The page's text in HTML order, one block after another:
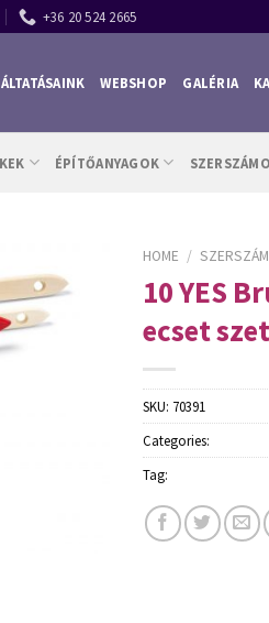
+36 20 524 2665
WEBSHOP GALÉRIA
ÉPÍTŐANYAGOK
HOME /
10 YES
ecset
SKU: 70391
Categories:
Tag: